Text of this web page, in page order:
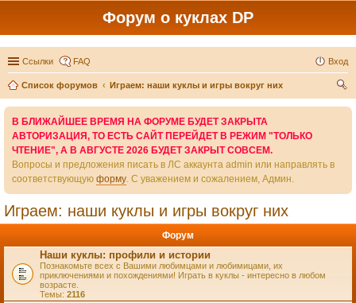
Форум о куклах DP
Ссылки FAQ Вход
Список форумов
Играем: наши куклы и игры вокруг них
В БЛИЖАЙШЕЕ ВРЕМЯ НА ФОРУМЕ БУДЕТ ЗАКРЫТА
АВТОРИЗАЦИЯ, ТО ЕСТЬ САЙТ ПЕРЕЙДЕТ В РЕЖИМ "ТОЛЬКО
ЧТЕНИЕ", А В АВГУСТЕ 2026 БУДЕТ ЗАКРЫТ СОВСЕМ.
Вопросы и предложения писать в ЛС аккаунта admin или направлять в
соответствующую форму. С уважением и сожалением, Админ.
Играем: наши куклы и игры вокруг них
Форум
Наши куклы: профили и истории
Познакомьте всех с Вашими любимцами и любимицами, их
приключениями и похождениями! Играть в куклы - интересно в любом
возрасте.
Темы: 2116